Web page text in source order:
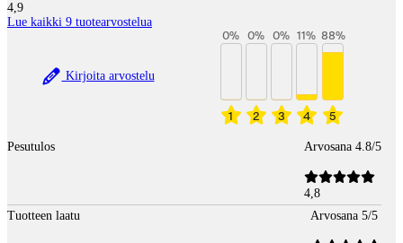
4,9
Lue kaikki 9 tuotearvostelua
Kirjoita arvostelu
1
0%
2
0%
3
0%
4
11%
5
88%
Pesutulos Arvosana 4.8/5
4,8
Tuotteen laatu
Arvosana 5/5